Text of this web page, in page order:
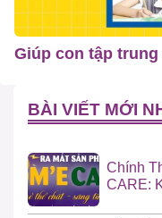
Giúp con tập
BÀI VIẾT MỚI
Chính
CARE: